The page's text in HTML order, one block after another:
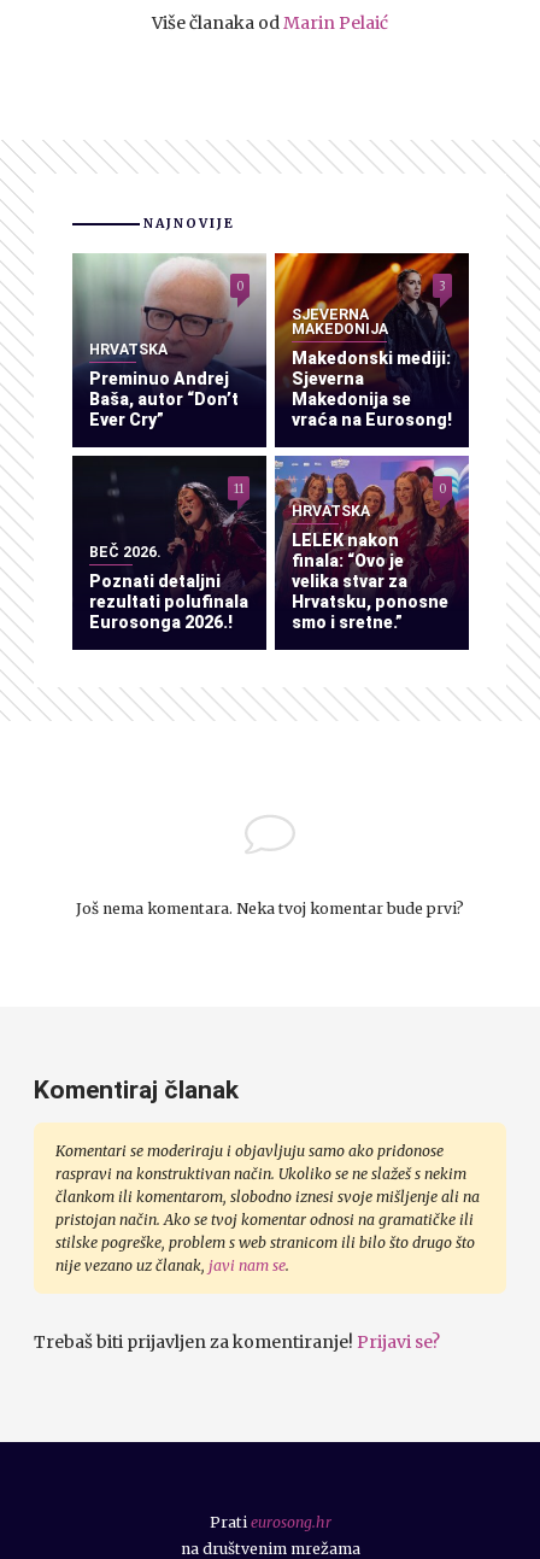
Više članaka odMarin Pelaić
NAJNOVIJE
HRVATSKA
Preminuo Andrej
Baša, autor “Don’t
Ever Cry”
0
SJEVERNA
MAKEDONIJA
Makedonski mediji:
Sjeverna
Makedonija se
vraća na Eurosong!
3
BEČ 2026.
Poznati detaljni
rezultati polufinala
Eurosonga 2026.!
11
HRVATSKA
LELEK nakon
finala: “Ovo je
velika stvar za
Hrvatsku, ponosne
smo i sretne.”
0
Još nema komentara. Neka tvoj komentar bude prvi?
Komentiraj članak
Komentari se moderiraju i objavljuju samo ako pridonose
raspravi na konstruktivan način. Ukoliko se ne slažeš s nekim
člankom ili komentarom, slobodno iznesi svoje mišljenje ali na
pristojan način. Ako se tvoj komentar odnosi na gramatičke ili
stilske pogreške, problem s web stranicom ili bilo što drugo što
nije vezano uz članak, javi nam se.
Trebaš biti prijavljen za komentiranje! Prijavi se?
Prati eurosong.hr
na društvenim mrežama